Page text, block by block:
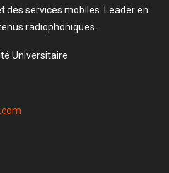
des services mobiles. Leader en
radiophoniques.
Universitaire